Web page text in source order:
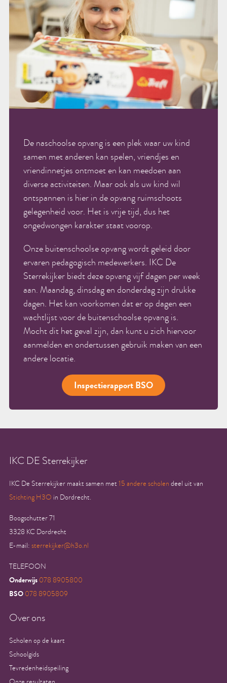
De naschoolse opvang is een plek waar uw kind
samen met anderen kan spelen, vriendjes en
vriendinnetjes ontmoet en kan meedoen aan
diverse activiteiten. Maar ook als uw kind wil
ontspannen is hier in de opvang ruimschoots
gelegenheid voor. Het is vrije tijd, dus het
ongedwongen karakter staat voorop.
Onze buitenschoolse opvang wordt geleid door
ervaren pedagogisch medewerkers. IKC De
Sterrekijker biedt deze opvang vijf dagen per week
aan. Maandag, dinsdag en donderdag zijn drukke
dagen. Het kan voorkomen dat er op dagen een
wachtlijst voor de buitenschoolse opvang is.
Mocht dit het geval zijn, dan kunt u zich hiervoor
aanmelden en ondertussen gebruik maken van een
andere locatie.
Inspectierapport BSO
IKC DE Sterrekijker
IKC De Sterrekijker maakt samen met15 andere scholendeel uit van
Stichting H3O in Dordrecht.
Boogschutter 71
3328 KC Dordrecht
E-mail:sterrekijker@h3o.nl
TELEFOON
Onderwijs 078 8905800
BSO 078 8905809
Over ons
Scholen op de kaart
Schoolgids
Tevredenheidspeiling